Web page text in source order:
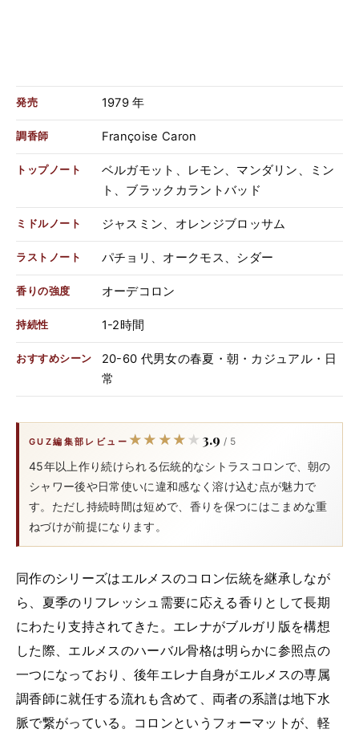
発売 1979 年
調香師 Françoise Caron
トップノート
ベルガモット、レモン、マンダリン、ミン
ト、ブラックカラントバッド
ミドルノート ジャスミン、オレンジブロッサム
ラストノート パチョリ、オークモス、シダー
香りの強度 オーデコロン
持続性 1-2時間
おすすめシーン
20-60 代男女の春夏・朝・カジュアル・日
常
GUZ編集部レビュー ★★★★★
★★★★★ 3.9 / 5
45年以上作り続けられる伝統的なシトラスコロンで、朝の
シャワー後や日常使いに違和感なく溶け込む点が魅力で
す。ただし持続時間は短めで、香りを保つにはこまめな重
ねづけが前提になります。
同作のシリーズはエルメスのコロン伝統を継承しなが
ら、夏季のリフレッシュ需要に応える香りとして長期
にわたり支持されてきた。エレナがブルガリ版を構想
した際、エルメスのハーバル骨格は明らかに参照点の
一つになっており、後年エレナ自身がエルメスの専属
調香師に就任する流れも含めて、両者の系譜は地下水
脈で繋がっている。コロンというフォーマットが、軽